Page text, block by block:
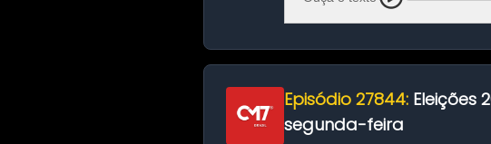
Episódio 27844: Eleições
segunda-feira